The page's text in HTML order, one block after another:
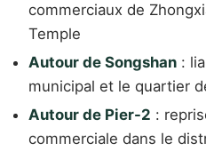
commerciaux de
Temple
Autour de Songshan :
municipal et le quartier
Autour de Pier-2 :
commerciale dans le